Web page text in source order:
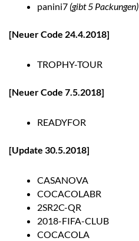
panini7 (gibt 5 Packungen)
[Neuer Code 24.4.2018]
TROPHY-TOUR
[Neuer Code 7.5.2018]
READYFOR
[Update 30.5.2018]
CASANOVA
COCACOLABR
2SR2C-QR
2018-FIFA-CLUB
COCACOLA